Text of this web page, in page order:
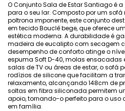
O Conjunto Sala de Estar Santiago é
para o seu lar. Composto por um sofá
poltrona imponente, este conjunto
em tecido Bouclê bege, que oferece
estética moderna. A durabilidade é
madeira de eucalipto com secagem
desempenho de conforto atinge o
espuma Soft D-40, molas ensacadas
salas de TV ou áreas de estar, o sofá
rodízios de silicone que facilitam a
relaxamento, alcançando 148cm de
soltas em fibra siliconada permitem
apoio, tornando-o perfeito para o uso
em família.